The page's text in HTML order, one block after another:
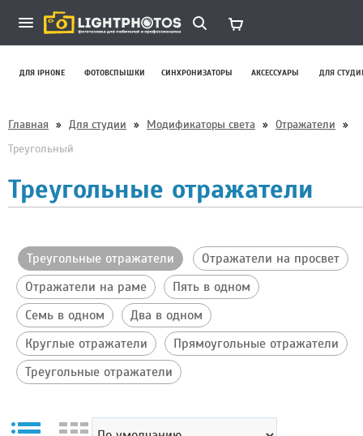
ДЛЯ IPHONE ФОТОВСПЫШКИ СИНХРОНИЗАТОРЫ АКСЕССУАРЫ ДЛЯ
Главная » Для студии » Модификаторы света » Отражатели »
Треугольный
Треугольные отражатели
Треугольные отражатели
Отражатели на просвет
Отражатели на раме
Пять в одном
Семь в одном
Два в одном
Круглые отражатели
Прямоугольные отражатели
Треугольные отражатели